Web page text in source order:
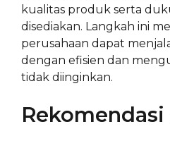
kualitas produk serta
disediakan. Langkah ini
perusahaan dapat
dengan efisien dan
tidak diinginkan.
Rekomendasi